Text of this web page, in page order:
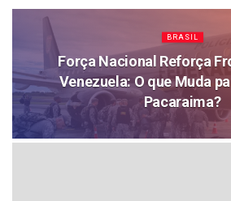
BRASIL
Força Nacional Reforça
Venezuela: O que Muda
Pacaraima?